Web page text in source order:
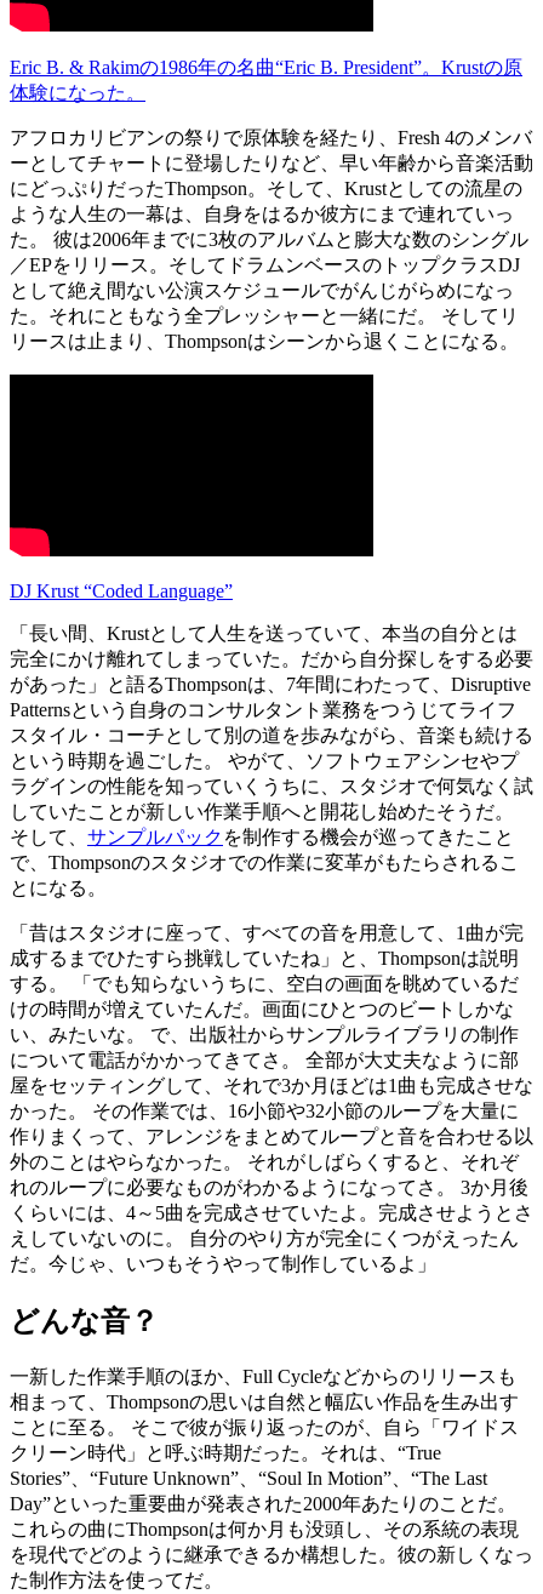
Eric B. & Rakimの1986年の名曲“Eric B. President”。Krustの原
体験になった。
アフロカリビアンの祭りで原体験を経たり、Fresh 4のメンバ
ーとしてチャートに登場したりなど、早い年齢から音楽活動
にどっぷりだったThompson。そして、Krustとしての流星の
ような人生の一幕は、自身をはるか彼方にまで連れていっ
た。 彼は2006年までに3枚のアルバムと膨大な数のシングル
／EPをリリース。そしてドラムンベースのトップクラスDJ
として絶え間ない公演スケジュールでがんじがらめになっ
た。それにともなう全プレッシャーと一緒にだ。 そしてリ
リースは止まり、Thompsonはシーンから退くことになる。
DJ Krust “Coded Language”
「長い間、Krustとして人生を送っていて、本当の自分とは
完全にかけ離れてしまっていた。だから自分探しをする必要
があった」と語るThompsonは、7年間にわたって、Disruptive
Patternsという自身のコンサルタント業務をつうじてライフ
スタイル・コーチとして別の道を歩みながら、音楽も続ける
という時期を過ごした。 やがて、ソフトウェアシンセやプ
ラグインの性能を知っていくうちに、スタジオで何気なく試
していたことが新しい作業手順へと開花し始めたそうだ。
そして、 サンプルパック を制作する機会が巡ってきたこと
で、Thompsonのスタジオでの作業に変革がもたらされるこ
とになる。
「昔はスタジオに座って、すべての音を用意して、1曲が完
成するまでひたすら挑戦していたね」と、Thompsonは説明
する。 「でも知らないうちに、空白の画面を眺めているだ
けの時間が増えていたんだ。画面にひとつのビートしかな
い、みたいな。 で、出版社からサンプルライブラリの制作
について電話がかかってきてさ。 全部が大丈夫なように部
屋をセッティングして、それで3か月ほどは1曲も完成させな
かった。 その作業では、16小節や32小節のループを大量に
作りまくって、アレンジをまとめてループと音を合わせる以
外のことはやらなかった。 それがしばらくすると、それぞ
れのループに必要なものがわかるようになってさ。 3か月後
くらいには、4～5曲を完成させていたよ。完成させようとさ
えしていないのに。 自分のやり方が完全にくつがえったん
だ。今じゃ、いつもそうやって制作しているよ」
どんな音？
一新した作業手順のほか、Full Cycleなどからのリリースも
相まって、Thompsonの思いは自然と幅広い作品を生み出す
ことに至る。 そこで彼が振り返ったのが、自ら「ワイドス
クリーン時代」と呼ぶ時期だった。それは、“True
Stories”、“Future Unknown”、“Soul In Motion”、“The Last
Day”といった重要曲が発表された2000年あたりのことだ。
これらの曲にThompsonは何か月も没頭し、その系統の表現
を現代でどのように継承できるか構想した。彼の新しくなっ
た制作方法を使ってだ。